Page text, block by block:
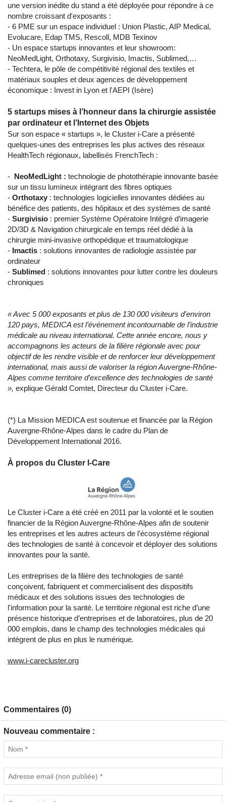
une version inédite du stand a été déployée pour répondre à ce
nombre croissant d'exposants :
- 6 PME sur un espace individuel : Union Plastic, AIP Medical,
Evolucare, Edap TMS, Rescoll, MDB Texinov
- Un espace startups innovantes et leur showroom:
NeoMedLight, Orthotaxy, Surgivisio, Imactis, Sublimed,…
- Techtera, le pôle de compétitivité régional des textiles et
matériaux souples et deux agences de développement
économique : Invest in Lyon et l'AEPI (Isère)
5 startups mises à l’honneur dans la chirurgie assistée
par ordinateur et l’Internet des Objets
Sur son espace « startups », le Cluster i-Care a présenté
quelques-unes des entreprises les plus actives des réseaux
HealthTech régionaux, labellisés FrenchTech :
- NeoMedLight : technologie de photothérapie innovante basée
sur un tissu lumineux intégrant des fibres optiques
- Orthotaxy : technologies logicielles innovantes dédiées au
bénéfice des patients, des hôpitaux et des systèmes de santé
- Surgivisio : premier Système Opératoire Intégré d’imagerie
2D/3D & Navigation chirurgicale en temps réel dédié à la
chirurgie mini-invasive orthopédique et traumatologique
- Imactis : solutions innovantes de radiologie assistée par
ordinateur
- Sublimed : solutions innovantes pour lutter contre les douleurs
chroniques
« Avec 5 000 exposants et plus de 130 000 visiteurs d'environ
120 pays, MEDICA est l’événement incontournable de l’industrie
médicale au niveau international. Cette année encore, nous y
accompagnons les acteurs de la filière régionale avec pour
objectif de les rendre visible et de renforcer leur développement
international, mais aussi de valoriser la région Auvergne-Rhône-
Alpes comme territoire d’excellence des technologies de santé
», explique Gérald Comtet, Directeur du Cluster i-Care.
(*) La Mission MEDICA est soutenue et financée par la Région
Auvergne-Rhône-Alpes dans le cadre du Plan de
Développement International 2016.
À propos du Cluster I-Care
Le Cluster i-Care a été créé en 2011 par la volonté et le soutien
financier de la Région Auvergne-Rhône-Alpes afin de soutenir
les entreprises et les autres acteurs de l’écosystème régional
des technologies de santé à concevoir et déployer des solutions
innovantes pour la santé.
Les entreprises de la filière des technologies de santé
conçoivent, fabriquent et commercialisent des dispositifs
médicaux et des solutions issues des technologies de
l'information pour la santé. Le territoire régional est riche d’une
présence historique d’entreprises et de laboratoires, plus de 20
000 emplois, dans le champ des technologies médicales qui
intègrent de plus en plus le numérique.
www.i-carecluster.org
Commentaires (0)
Nouveau commentaire :